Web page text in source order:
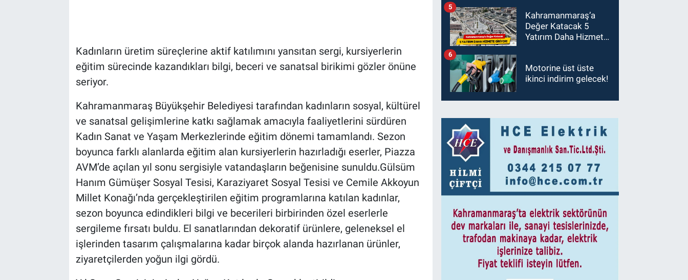
Kadınların üretim süreçlerine aktif katılımını yansıtan sergi, kursiyerlerin
eğitim sürecinde kazandıkları bilgi, beceri ve sanatsal birikimi gözler önüne
seriyor.
Kahramanmaraş Büyükşehir Belediyesi tarafından kadınların sosyal, kültürel
ve sanatsal gelişimlerine katkı sağlamak amacıyla faaliyetlerini sürdüren
Kadın Sanat ve Yaşam Merkezlerinde eğitim dönemi tamamlandı. Sezon
boyunca farklı alanlarda eğitim alan kursiyerlerin hazırladığı eserler, Piazza
AVM’de açılan yıl sonu sergisiyle vatandaşların beğenisine sunuldu.Gülsüm
Hanım Gümüşer Sosyal Tesisi, Karaziyaret Sosyal Tesisi ve Cemile Akkoyun
Millet Konağı’nda gerçekleştirilen eğitim programlarına katılan kadınlar,
sezon boyunca edindikleri bilgi ve becerileri birbirinden özel eserlerle
sergileme fırsatı buldu. El sanatlarından dekoratif ürünlere, geleneksel el
işlerinden tasarım çalışmalarına kadar birçok alanda hazırlanan ürünler,
ziyaretçilerden yoğun ilgi gördü.
Kahramanmaraş’a
Değer Katacak 5
Yatırım Daha Hizmete
5
Motorine üst üste
ikinci indirim gelecek!
6